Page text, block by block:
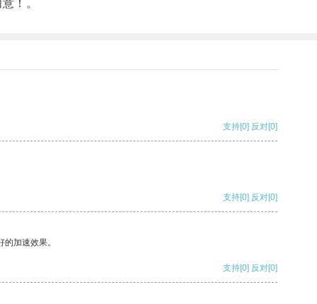
！。
支持[0] 反对[0]
支持[0] 反对[0]
加速效果。
支持[0] 反对[0]